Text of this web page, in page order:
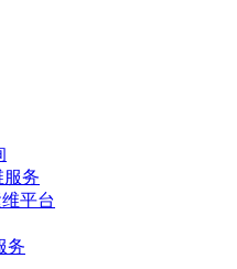
务
平台
务